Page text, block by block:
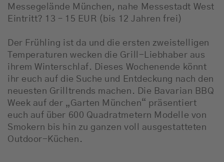
Messegelände München, nahe Messestadt West
Eintritt? 13 – 15 EUR (bis 12 Jahren frei)
Der Frühling ist da und die ersten zweistelligen
Temperaturen wecken die Grill-Liebhaber aus
ihrem Winterschlaf. Dieses Wochenende könnt
ihr euch auf die Suche und Entdeckung nach den
neuesten Grilltrends machen. Die Bavarian BBQ
Week auf der „Garten München“ präsentiert
euch auf über 600 Quadratmetern Modelle von
Smokern bis hin zu ganzen voll ausgestatteten
Outdoor-Küchen.